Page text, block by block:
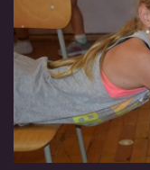
FOTOALBUM
ZÁVODY
TRENÉŘI